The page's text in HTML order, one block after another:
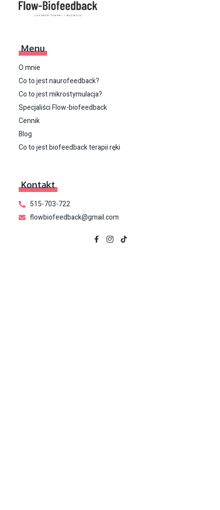
Menu
O mnie
Co to jest naurofeedback?
Co to jest mikrostymulacja?
Specjaliści Flow-biofeedback
Cennik
Blog
Co to jest biofeedback terapii ręki
Kontakt
515-703-722
flowbiofeedback@gmail.com